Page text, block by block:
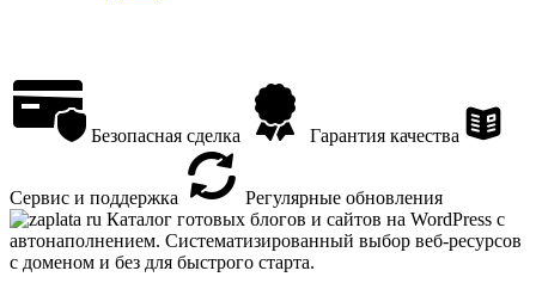
Безопасная сделка Гарантия качества
Сервис и поддержка
Регулярные обновления
Каталог готовых блогов и сайтов на WordPress с
автонаполнением. Систематизированный выбор веб-ресурсов
с доменом и без для быстрого старта.